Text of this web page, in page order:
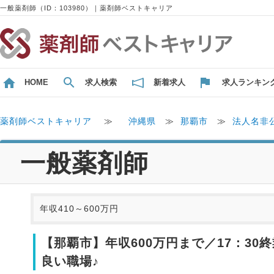
一般薬剤師（ID：103980）｜薬剤師ベストキャリア
HOME 求人検索 新着求人 求人ランキン
薬剤師ベストキャリア ≫ 沖縄県 ≫ 那覇市 ≫ 法人名非
一般薬剤師
年収410～600万円
【那覇市】年収600万円まで／17：30
良い職場♪